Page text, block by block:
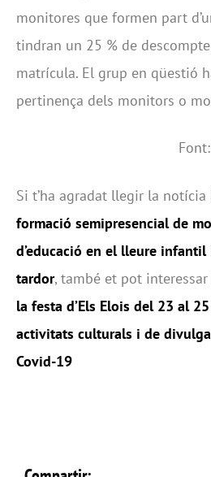
monitores que formen part
tindran un 25 % de
matrícula. El grup en qüestió
pertinença dels monitors o
Font:
Si t’ha agradat llegir la notícia
formació semipresencial de
d’educació en el lleure
tardor, també et pot
la festa d’Els Elois del 23 al
activitats culturals i de
Covid-19